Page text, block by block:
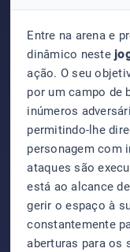
Entre na arena e
dinâmico neste
ação. O seu
por um campo de
inúmeros
permitindo-lhe
personagem com
ataques são
está ao alcance
gerir o espaço à
constantemente
aberturas para os